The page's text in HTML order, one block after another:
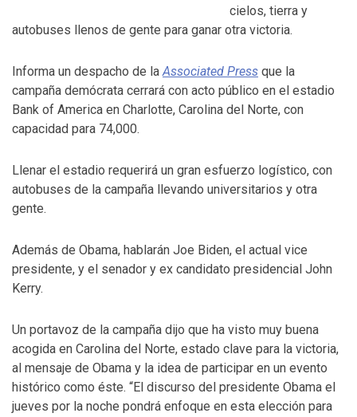
cielos, tierra y
autobuses llenos de gente para ganar otra victoria.
Informa un despacho de laAssociated Press que la
campaña demócrata cerrará con acto público en el estadio
Bank of America en Charlotte, Carolina del Norte, con
capacidad para 74,000.
Llenar el estadio requerirá un gran esfuerzo logístico, con
autobuses de la campaña llevando universitarios y otra
gente.
Además de Obama, hablarán Joe Biden, el actual vice
presidente, y el senador y ex candidato presidencial John
Kerry.
Un portavoz de la campaña dijo que ha visto muy buena
acogida en Carolina del Norte, estado clave para la victoria,
al mensaje de Obama y la idea de participar en un evento
histórico como éste. “El discurso del presidente Obama el
jueves por la noche pondrá enfoque en esta elección para